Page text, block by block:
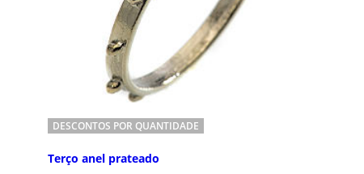
DESCONTOS POR QUANTIDADE
Terço anel prateado